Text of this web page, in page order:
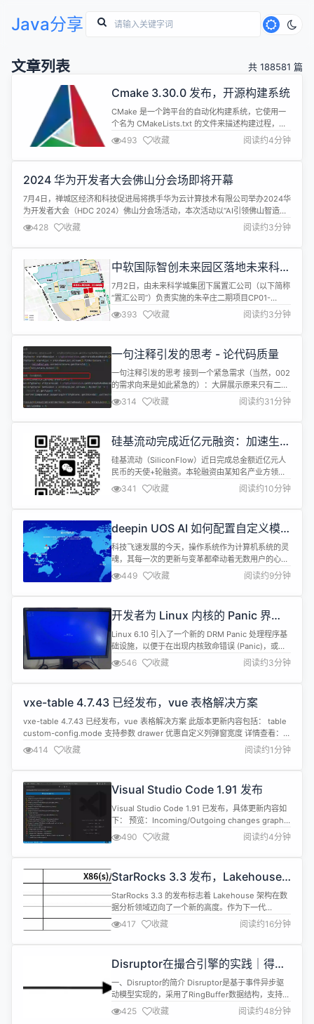
Java分享
文章列表 共 188581 篇
Cmake 3.30.0 发布，开源构建系统
CMake 是一个跨平台的自动化构建系统，它使用一
个名为 CMakeLists.txt 的文件来描述构建过程，可
以产生标准的构建文件，如 Unix 的 Makefile 或
Windows Visual C++ 的 projects/workspaces 。
文件 CMakeLists.txt 需要手工编写，也可以通过编
493 收藏 阅读约4分钟
2024 华为开发者大会佛山分会场即将开幕
7月4日，禅城区经济和科技促进局将携手华为云计算技术有限公司举办2024华
为开发者大会（HDC 2024）佛山分会场活动，本次活动以“AI引领佛山智造，
数聚禅城开拓创新”为主题。届时，来自产业研究领域的专家学者、优秀企业负
责人以及华为生态伙伴将汇聚一堂，共同为佛山制造业的数智化转型注入新动
力。 当前，数字经济蓬勃发展，数实融合持续推进。2022年3月，华为...
428 收藏 阅读约3分钟
中软国际智创未来园区落地未来科学
城
7月2日，由未来科学城集团下属置汇公司（以下简称
“置汇公司”）负责实施的朱辛庄二期项目CP01-
0801-0039、0040地块（以下简称“项目地块”）成
功确认意向用地单位。北京中软国际信息技术有限公
司（以下简称“中软国际”）摘得，将建设智创未来园
出让项目地块为M4工业研发用地，规划总用地面积
约3.49公顷，...
393 收藏 阅读约3分钟
一句注释引发的思考 - 论代码质量
一句注释引发的思考 接到一个紧急需求（当然，002
的需求向来是如此紧急的）：大屏展示原来只有二个
品牌数据，现增加到三个品牌的数据。一句话的需
求，且没有业务逻辑变更，我认为可以迅雷不及掩耳
之势，2小时收拾干净交差。当我满腔激情的定位的
时思绪天马行空： 这个作者经历了什么样一个心碎的
过程？但是可以肯点的是这一定是一个...
314 收藏 阅读约31分钟
硅基流动完成近亿元融资：加速生成
式AI技术普惠进程
硅基流动（SiliconFlow）近日完成总金额近亿元人
民币的天使+轮融资。本轮融资由某知名产业方领
投，跟投方包括智谱AI、360 和水木清华校友基金等
知名企业及机构，老股东耀途资本继续超额跟进，华
兴资本担任独家财务顾问。 本轮融资不仅是对硅基流
展提供强劲动力。创始人兼 CEO 袁进辉表示：“非常
感谢各位投资方对...
341 收藏 阅读约10分钟
deepin UOS AI 如何配置自定义模
型
科技飞速发展的今天，操作系统作为计算机系统的灵
魂，其每一次的更新与变革都牵动着无数用户的心
弦。近日，开源操作系统deepin迎来了一次重大更
新，这次更新不仅在性能上进行了全面优化，更在AI
智能化方面迈出了划时代的步伐：内置AI助理，并成
智能操作体验。 为了让deepin和UOS AI变得更开
放、更强大，支持更多的...
449 收藏 阅读约9分钟
开发者为 Linux 内核的 Panic 界面
“整活”：添加二维码、修改背景颜色
Linux 6.10 引入了一个新的 DRM Panic 处理程序基
础设施，以便于在出现内核致命错误 (Panic)，或者
VT 支持可能被禁用的情况下显示相关信息。 这项功
能类似于 Windows 的蓝屏死机，此前我们也报道了
Red Hat 工程师创建的 Linux 版本蓝屏死机界面。
示这都是...
546 收藏 阅读约3分钟
vxe-table 4.7.43 已经发布，vue 表格解决方案
vxe-table 4.7.43 已经发布，vue 表格解决方案 此版本更新内容包括： table
custom-config.mode 支持参数 drawer 优惠自定义列弹窗宽度 详情查看：
https://gitee.com/xuliangzhan_admin/vxe-table/releases/4.7.43
414 收藏 阅读约1分钟
Visual Studio Code 1.91 发布
Visual Studio Code 1.91 已发布，具体更新内容如
下： 预览：Incoming/Outgoing changes graph-
在 Source Control视图中可视化 incoming 和
outgoing changes。 可以通过
scm.experimental.showHistoryGraph设置新的可
490 收藏 阅读约4分钟
StarRocks 3.3 发布，Lakehouse
架构发展进入快车道
StarRocks 3.3 的发布标志着 Lakehouse 架构在数
据分析领域迈向了一个新的高度。作为下一代
Lakehouse 架构的代表，StarRocks 3.3 在稳定
性、计算性能、缓存设计、物化视图、存储优化和
Lakehouse 生态系统等方面进行了全方位的优化和
性，带你深入了解这款强...
417 收藏 阅读约16分钟
Disruptor在撮合引擎的实践｜得物
技术
一、Disruptor的简介 Disruptor是基于事件异步驱
动模型实现的，采用了RingBuffer数据结构，支持高
并发、低延时、高吞吐量的高性能工作队列，它是由
英国外汇交易公司LMAX开发的，研发的初衷是解决
425 收藏 阅读约48分钟